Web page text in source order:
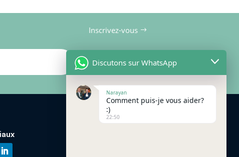
Inscrivez-vous
Discutons sur WhatsApp
Narayan
Comment puis-je vous aider?
:)
22:50